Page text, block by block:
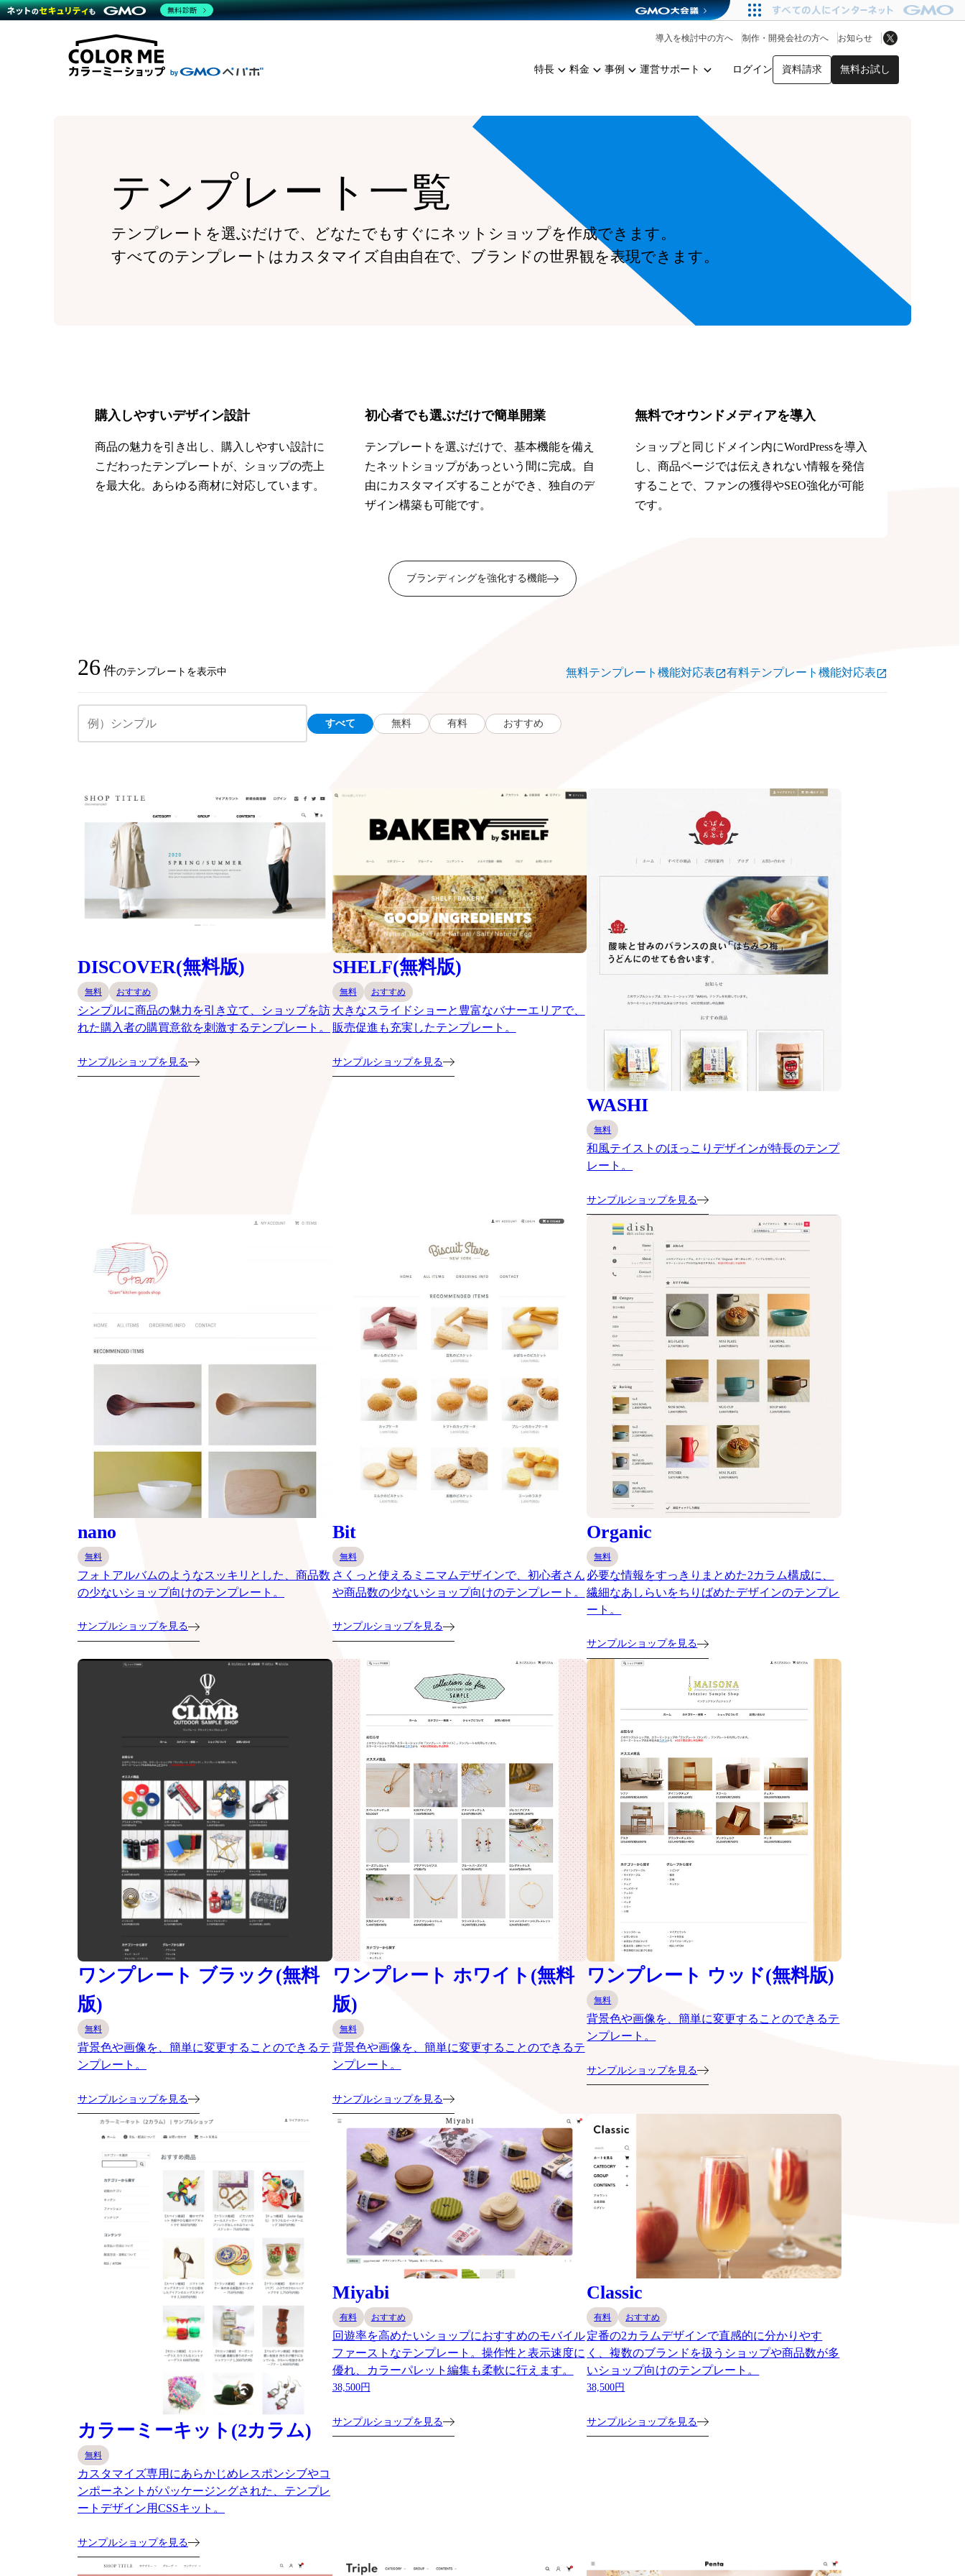
特長 料金 事例 運営サポート ログイン 資料請求 無料お試し
導入を検討中の方へ 制作・開発会社の方へ お知らせ
商材一覧を見る
機能一覧を見る
WordPress導入
顧客ロイヤリティを向上
複数店舗との連携
雑貨販売 アプリストア
料金
プラン・料金一覧を見る
料金シミュレーション
事例
運営サポート
サポート一覧を見る
コミュニティイベントCarty
テンプレート一覧
テンプレートを選ぶだけで、どなたでもすぐにネットショップを作成できます。
すべてのテンプレートはカスタマイズ自由自在で、ブランドの世界観を表現できます。
購入しやすいデザイン設計
商品の魅力を引き出し、購入しやすい設計に
こだわったテンプレートが、ショップの売上
を最大化。あらゆる商材に対応しています。
初心者でも選ぶだけで簡単開業
テンプレートを選ぶだけで、基本機能を備え
たネットショップがあっという間に完成。自
由にカスタマイズすることができ、独自のデ
ザイン構築も可能です。
無料でオウンドメディアを導入
ショップと同じドメイン内にWordPressを導入
し、商品ページでは伝えきれない情報を発信
することで、ファンの獲得やSEO強化が可能
です。
ブランディングを強化する機能
26 件のテンプレートを表示中 無料テンプレート機能対応表 有料テンプレート機能対応表
すべて 無料 有料 おすすめ
DISCOVER(無料版)
無料 おすすめ
シンプルに商品の魅力を引き立て、ショップを訪
れた購入者の購買意欲を刺激するテンプレート。
サンプルショップを見る
SHELF(無料版)
無料 おすすめ
大きなスライドショーと豊富なバナーエリアで、
販売促進も充実したテンプレート。
サンプルショップを見る
WASHI
無料
和風テイストのほっこりデザインが特長のテンプ
レート。
サンプルショップを見る
nano
無料
フォトアルバムのようなスッキリとした、商品数
の少ないショップ向けのテンプレート。
サンプルショップを見る
Bit
無料
さくっと使えるミニマムデザインで、初心者さん
や商品数の少ないショップ向けのテンプレート。
サンプルショップを見る
Organic
無料
必要な情報をすっきりまとめた2カラム構成に、
繊細なあしらいをちりばめたデザインのテンプレ
ート。
サンプルショップを見る
ワンプレート ブラック(無料
版)
無料
背景色や画像を、簡単に変更することのできるテ
ンプレート。
サンプルショップを見る
ワンプレート ホワイト(無料
版)
無料
背景色や画像を、簡単に変更することのできるテ
ンプレート。
サンプルショップを見る
ワンプレート ウッド(無料版)
無料
背景色や画像を、簡単に変更することのできるテ
ンプレート。
サンプルショップを見る
カラーミーキット(2カラム)
無料
カスタマイズ専用にあらかじめレスポンシブやコ
ンポーネントがパッケージングされた、テンプレ
ートデザイン用CSSキット。
サンプルショップを見る
Miyabi
有料 おすすめ
回遊率を高めたいショップにおすすめのモバイル
ファーストなテンプレート。操作性と表示速度に
優れ、カラーパレット編集も柔軟に行えます。
38,500円
サンプルショップを見る
Classic
有料 おすすめ
定番の2カラムデザインで直感的に分かりやす
く、複数のブランドを扱うショップや商品数が多
いショップ向けのテンプレート。
38,500円
サンプルショップを見る
無料診断